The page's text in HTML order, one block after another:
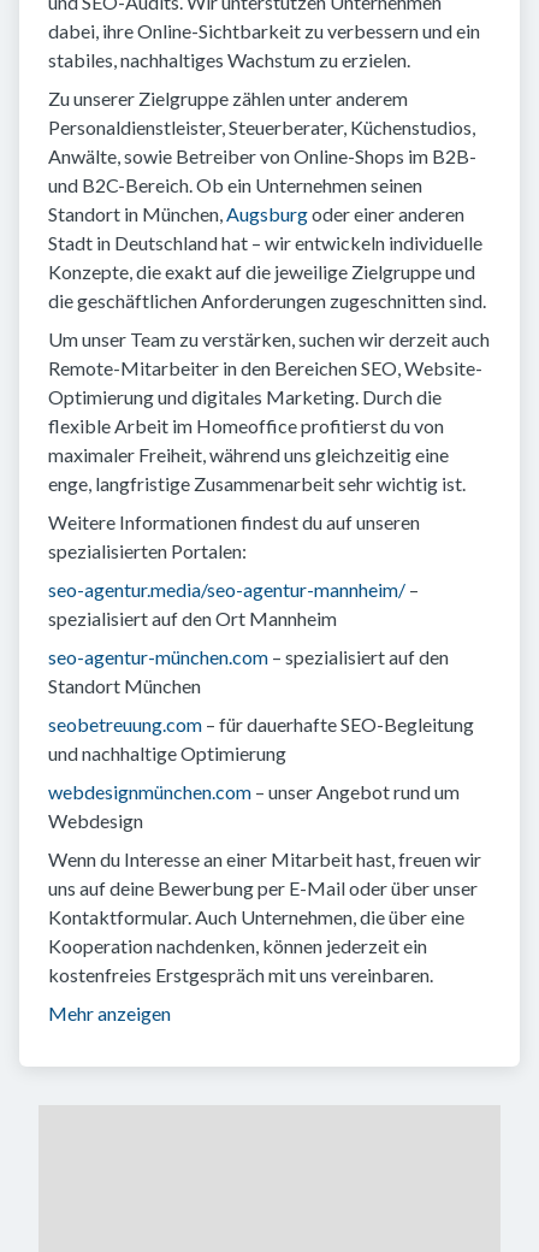
dabei, ihre Online-Sichtbarkeit zu verbessern und ein
stabiles, nachhaltiges Wachstum zu erzielen.
Zu unserer Zielgruppe zählen unter anderem
Personaldienstleister, Steuerberater, Küchenstudios,
Anwälte, sowie Betreiber von Online-Shops im B2B-
und B2C-Bereich. Ob ein Unternehmen seinen
Standort in München,Augsburgoder einer anderen
Stadt in Deutschland hat – wir entwickeln individuelle
Konzepte, die exakt auf die jeweilige Zielgruppe und
die geschäftlichen Anforderungen zugeschnitten sind.
Um unser Team zu verstärken, suchen wir derzeit auch
Remote-Mitarbeiter in den Bereichen SEO, Website-
Optimierung und digitales Marketing. Durch die
flexible Arbeit im Homeoffice profitierst du von
maximaler Freiheit, während uns gleichzeitig eine
enge, langfristige Zusammenarbeit sehr wichtig ist.
Weitere Informationen findest du auf unseren
spezialisierten Portalen:
seo-agentur.media/seo-agentur-mannheim/ –
spezialisiert auf den Ort Mannheim
seo-agentur-münchen.com – spezialisiert auf den
Standort München
seobetreuung.com – für dauerhafte SEO-Begleitung
und nachhaltige Optimierung
webdesignmünchen.com – unser Angebot rund um
Webdesign
Wenn du Interesse an einer Mitarbeit hast, freuen wir
uns auf deine Bewerbung per E-Mail oder über unser
Kontaktformular. Auch Unternehmen, die über eine
Kooperation nachdenken, können jederzeit ein
kostenfreies Erstgespräch mit uns vereinbaren.
Mehr anzeigen